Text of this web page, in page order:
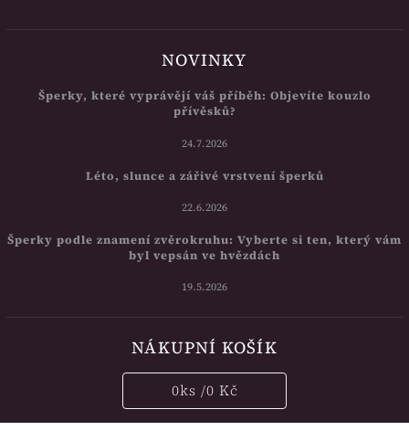
NOVINKY
Šperky, které vyprávějí váš příběh: Objevíte kouzlo
přívěsků?
24.7.2026
Léto, slunce a zářivé vrstvení šperků
22.6.2026
Šperky podle znamení zvěrokruhu: Vyberte si ten, který vám
byl vepsán ve hvězdách
19.5.2026
NÁKUPNÍ KOŠÍK
0ks /0 Kč